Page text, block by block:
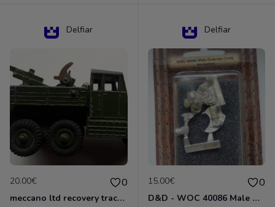
Delfiar
20.00€ 0
meccano ltd recovery tractor N°661
Delfiar
15.00€ 0
D&D - WOC 40086 Male Dwarven Cleric Miniature - Donjons Dragons